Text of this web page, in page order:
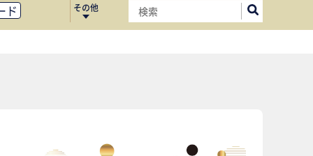
ド
ス移転
その他